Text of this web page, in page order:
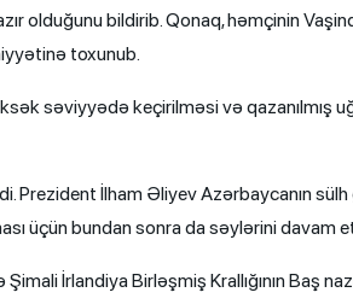
olduğunu bildirib. Qonaq, həmçinin
toxunub.
səviyyədə keçirilməsi və qazanılmış
Prezident İlham Əliyev Azərbaycanın
üçün bundan sonra da səylərini davam
İrlandiya Birləşmiş Krallığının Baş